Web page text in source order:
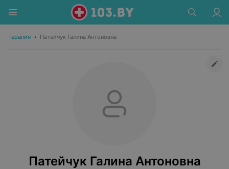
Терапия • Патейчук Галина Антоновна
Патейчук Галина Антоновна